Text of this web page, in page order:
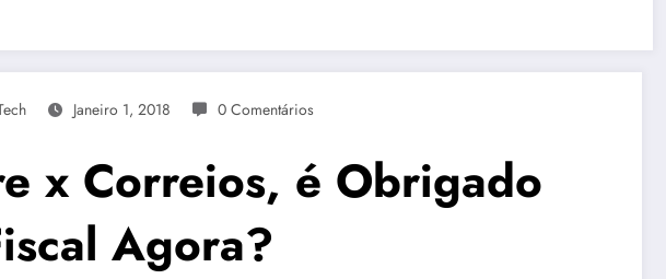
Janeiro 1, 2018 0 Comentários
x Correios, é Obrigado
Agora?